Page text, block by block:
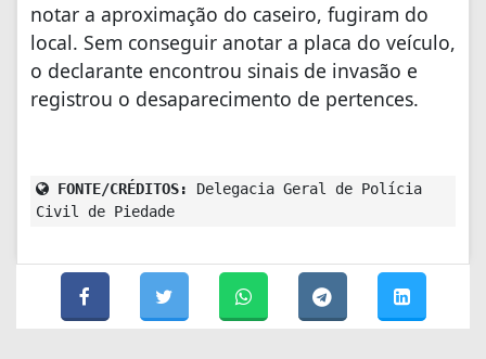
notar a aproximação do caseiro, fugiram do
local. Sem conseguir anotar a placa do veículo,
o declarante encontrou sinais de invasão e
registrou o desaparecimento de pertences.
FONTE/CRÉDITOS:
Delegacia Geral de Polícia
Civil de Piedade